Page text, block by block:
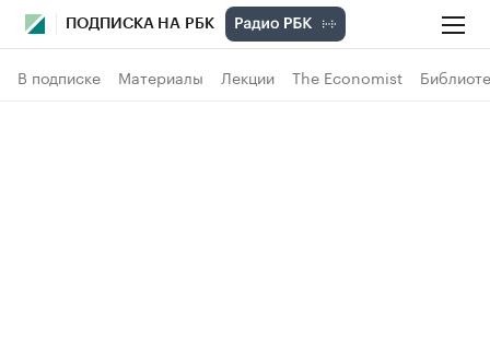
ПОДПИСКА НА РБК
В подписке Материалы Лекции The Economist